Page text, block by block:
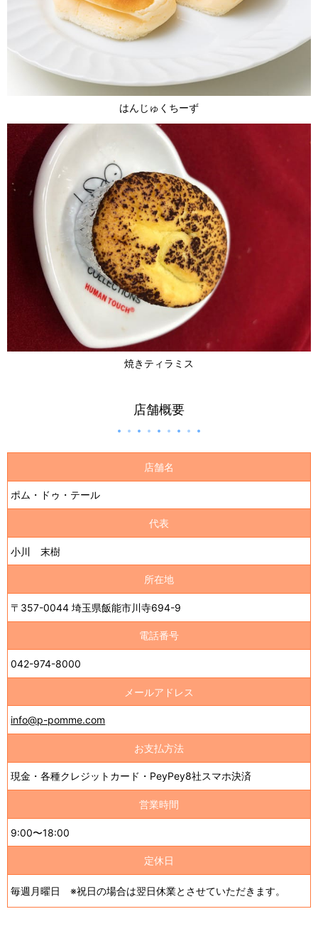
はんじゅくちーず
焼きティラミス
店舗概要
店舗名
ポム・ドゥ・テール
代表
小川 末樹
所在地
〒357-0044 埼玉県飯能市川寺694-9
電話番号
042-974-8000
メールアドレス
info@p-pomme.com
お支払方法
現金・各種クレジットカード・PeyPey8社スマホ決済
営業時間
9:00〜18:00
定休日
毎週月曜日 ※祝日の場合は翌日休業とさせていただきます。